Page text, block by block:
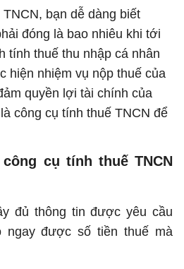
bạn dễ dàng biết
đóng là bao nhiêu khi tới
tính thuế thu nhập cá nhân
hiện nhiệm vụ nộp thuế của
quyền lợi tài chính của
công cụ tính thuế TNCN để
cụ tính thuế TNCN
đủ thông tin được yêu cầu
ngay được số tiền thuế mà